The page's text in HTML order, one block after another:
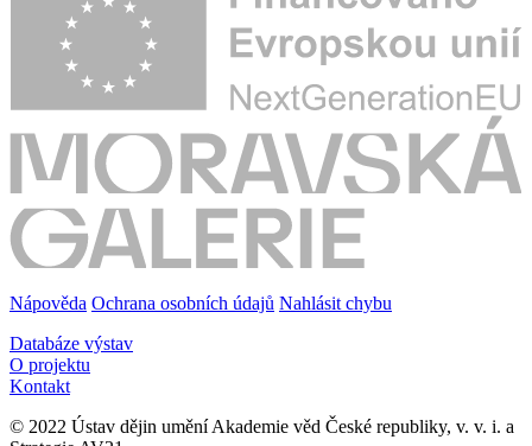
Nápověda Ochrana osobních údajů Nahlásit chybu
Databáze výstav
O projektu
Kontakt
© 2022 Ústav dějin umění Akademie věd České republiky, v. v. i. a